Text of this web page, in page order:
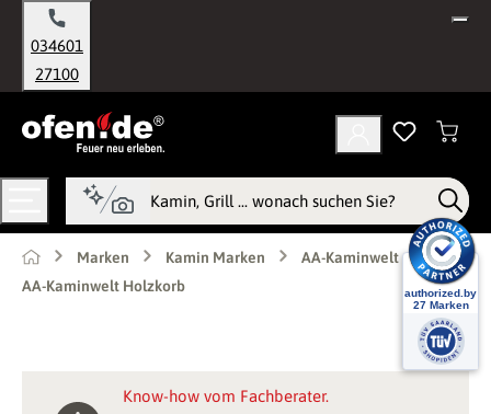
springen
034601
27100
Marken Kamin Marken
AA-Kaminwelt
AA-Kaminwelt Holzkorb
Know-how vom Fachberater.